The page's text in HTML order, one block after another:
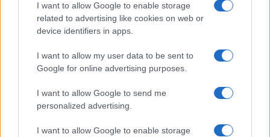
I want to allow Google to enable storage
related to advertising like cookies on web or
device identifiers in apps.
I want to allow my user data to be sent to
Google for online advertising purposes.
I want to allow Google to send me
personalized advertising.
I want to allow Google to enable storage